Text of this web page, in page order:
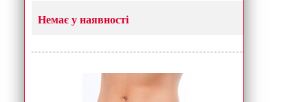
Немає у наявності